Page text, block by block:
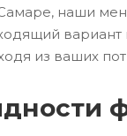
наши
вариант
из ваших